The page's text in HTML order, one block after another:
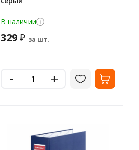
В наличии
329₽ за шт.
- +